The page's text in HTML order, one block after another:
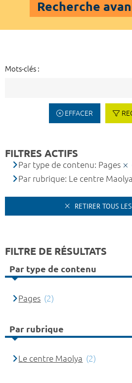
Recherche
Mots-clés :
EFFACER
FILTRES ACTIFS
Par type de contenu: Pages
Par rubrique: Le centre Maolya
RETIRER TOUS
FILTRE DE RÉSULTATS
Par type de contenu
Pages (2)
Par rubrique
Le centre Maolya (2)